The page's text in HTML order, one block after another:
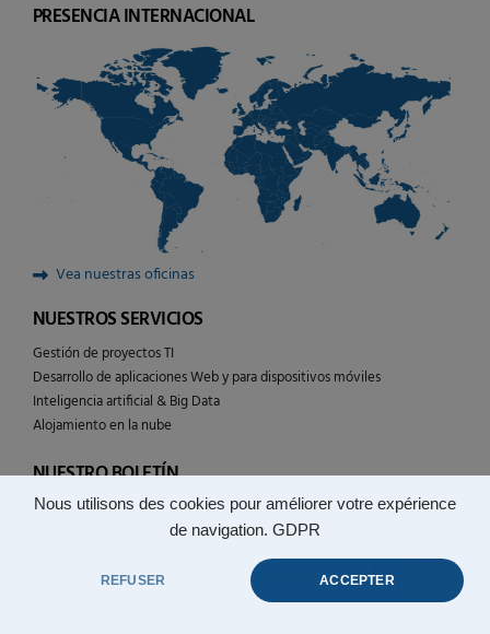
Nous utilisons des cookies pour améliorer votre expérience
de navigation. GDPR
REFUSER ACCEPTER
PRESENCIA INTERNACIONAL
Vea nuestras oficinas
NUESTROS SERVICIOS
Gestión de proyectos TI
Desarrollo de aplicaciones Web y para dispositivos móviles
Inteligencia artificial & Big Data
Alojamiento en la nube
NUESTRO BOLETÍN
Siga la actualidad de las tecnologías YULCOM